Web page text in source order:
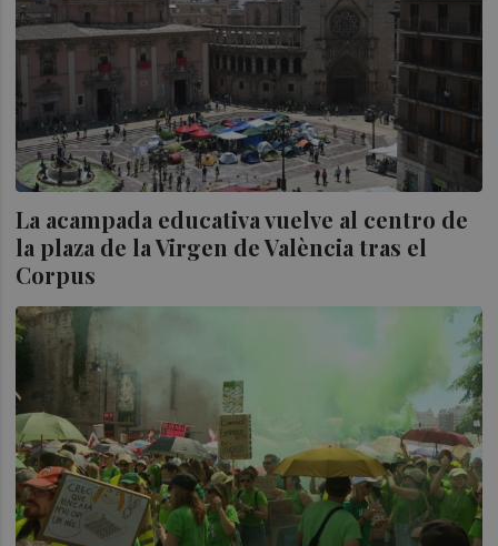
La acampada educativa vuelve al centro de
la plaza de la Virgen de València tras el
Corpus